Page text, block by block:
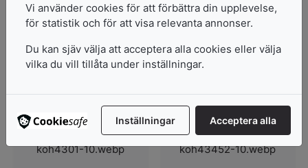
Pris från
3 varianter
Pris från
37kr
Vi använder cookies för att förbättra din upplevelse,
för statistik och för att visa relevanta annonser.
Du kan sjäv välja att acceptera alla cookies eller välja
vilka du vill tillåta under inställningar.
Inställningar Acceptera alla